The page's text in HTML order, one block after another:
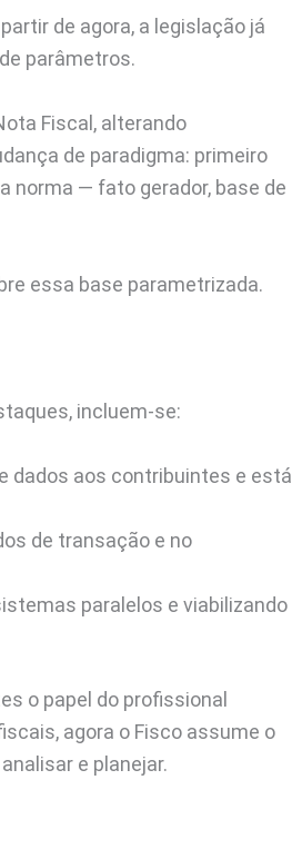
partir de agora, a legislação já
parâmetros.
Fiscal, alterando
de paradigma: primeiro
norma — fato gerador, base de
essa base parametrizada.
incluem-se:
dados aos contribuintes e está
de transação e no
paralelos e viabilizando
o papel do profissional
agora o Fisco assume o
e planejar.